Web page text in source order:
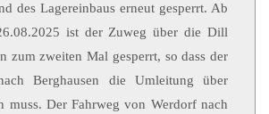
des Lagereinbaus erneut gesperrt. Ab
ist der Zuweg über die Dill
zum zweiten Mal gesperrt, so dass der
Berghausen die Umleitung über
muss. Der Fahrweg von Werdorf nach